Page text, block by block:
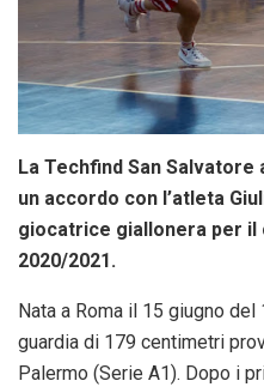
La Techfind San
un accordo con l’atleta
giocatrice giallonera per il
2020/2021.
Nata a Roma il 15 giugno
guardia di 179 centimetri
Palermo (Serie A1). Dopo i